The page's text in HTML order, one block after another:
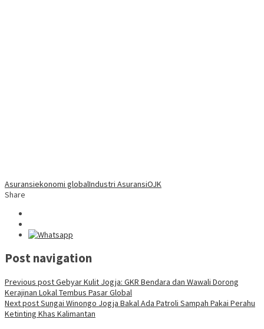
Asuransiekonomi globalIndustri AsuransiOJK
Share
Post navigation
Previous postGebyar Kulit Jogja: GKR Bendara dan Wawali Dorong
Kerajinan Lokal Tembus Pasar Global
Next postSungai Winongo Jogja Bakal Ada Patroli Sampah Pakai Perahu
Ketinting Khas Kalimantan